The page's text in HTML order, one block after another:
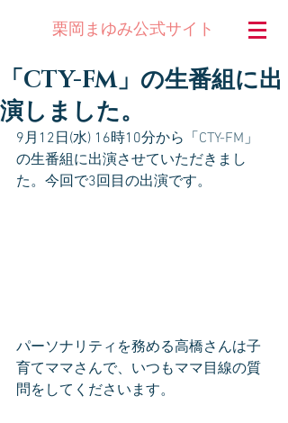
栗岡まゆみ公式サイト
「CTY-FM」の生番組に出
演しました。
9月12日(水) 16時10分から「 CTY-FM」
の生番組に出演させていただきまし
た。今回で3回目の出演です。
パーソナリティを務める高橋さんは子
育てママさんで、いつもママ目線の質
問をしてくださいます。